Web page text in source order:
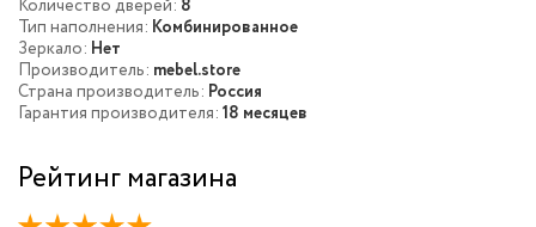
Количество дверей: 8
Тип наполнения: Комбинированное
Зеркало: Нет
Производитель: mebel.store
Страна производитель: Россия
Гарантия производителя: 18 месяцев
Рейтинг магазина